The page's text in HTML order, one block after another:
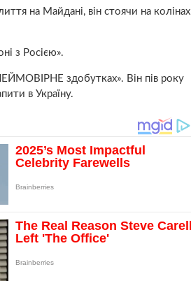
на Майдані, він стоячи на колінах
з Росією».
здобутках». Він пів року
в Україну.